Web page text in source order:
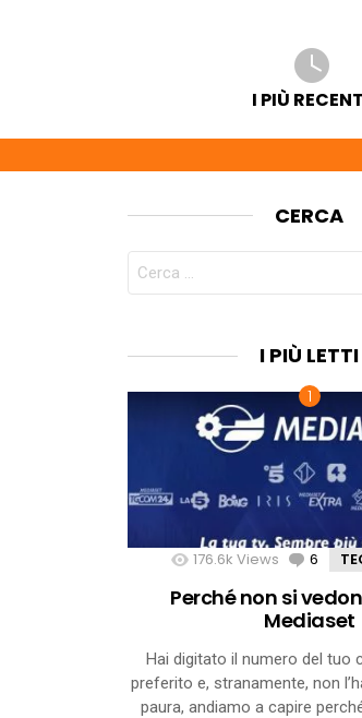
I PIÙ
CERCA
CERCA
PER:
I PIÙ LETTI
176.6k Views 6
Perché non si
Mediaset
Hai digitato il numero del tuo
preferito e, stranamente, non
paura, andiamo a capire